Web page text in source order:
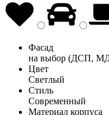
Фасад
на выбор (ДСП,
Цвет
Светлый
Стиль
Современный
Материал корпуса